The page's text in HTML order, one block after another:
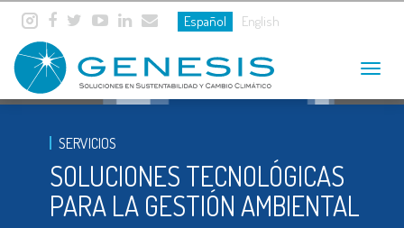
Español English
Toggle
SERVICIOS
SOLUCIONES TECNOLÓGICAS
PARA LA GESTIÓN AMBIENTAL